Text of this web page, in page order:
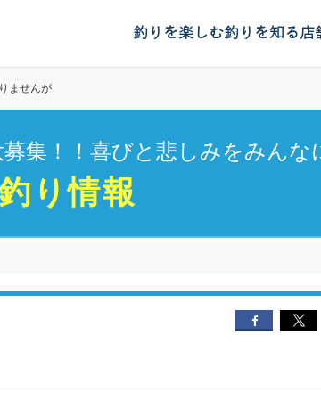
釣りを楽しむ釣りを知る店
ませんが
集！！喜びと悲しみをみんな
り情報